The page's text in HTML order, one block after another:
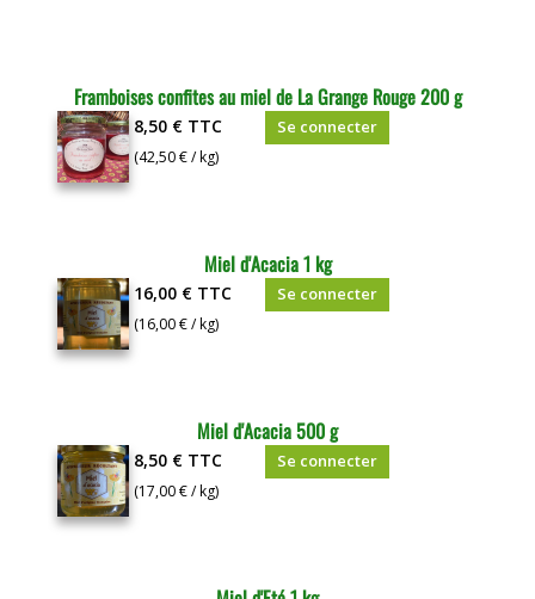
Framboises confites au miel de La Grange Rouge 200 g
8,50 € TTC
(42,50 € / kg)
Se connecter
Miel d'Acacia 1 kg
16,00 € TTC
(16,00 € / kg)
Se connecter
Miel d'Acacia 500 g
8,50 € TTC
(17,00 € / kg)
Se connecter